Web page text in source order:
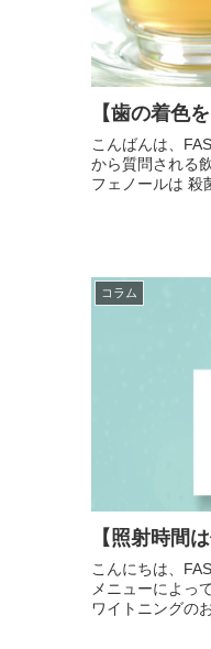
【歯の着色
こんばんは、FAST
から質問される飲み物の
フェノールは 殺
コラム
【照射時間
こんにちは、FAST
メニューによって照射
ワイトニングの